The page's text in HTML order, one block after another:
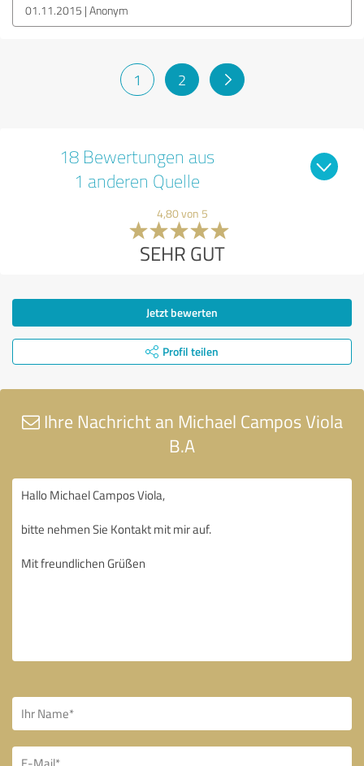
01.11.2015 Anonym
1 2
18 Bewertungen aus
1 anderen Quelle
4,80 von 5
SEHR GUT
Jetzt bewerten
Profil teilen
Ihre Nachricht an Michael Campos Viola
B.A